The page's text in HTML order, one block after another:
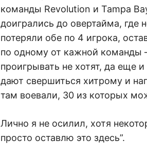
команды Revolution и Tampa
доигрались до овертайма, где
потеряли обе по 4 игрока,
по одному от кажной команды
проигрывать не хотят, да еще
дают свершиться хитрому и
там воевали, 30 из которых
Лично я не осилил, хотя
просто оставлю это здесь”.